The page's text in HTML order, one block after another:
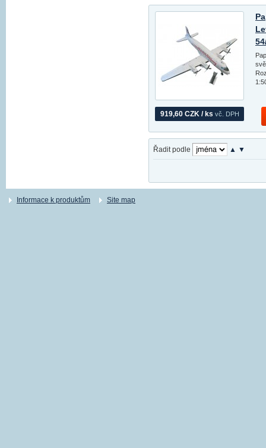
919,60 CZK / ks vč. DPH
Řadit podle ▲ ▼
Informace k produktům Site map